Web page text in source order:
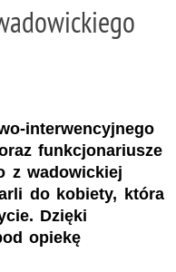
interwencyjnego
funkcjonariusze
z wadowickiej
do kobiety, która
Dzięki
opiekę